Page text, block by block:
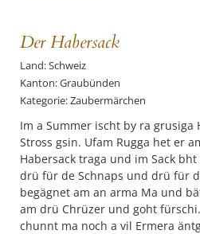
Der Habersack
Land: Schweiz
Kanton: Graubünden
Kategorie: Zaubermärchen
Im a Summer ischt by ra grusiga
Stross gsin. Ufam Rugga het er
Habersack traga und im Sack
drü für de Schnaps und drü für
begägnet am an arma Ma und
am drü Chrüzer und goht
chunnt ma noch a vil Ermera